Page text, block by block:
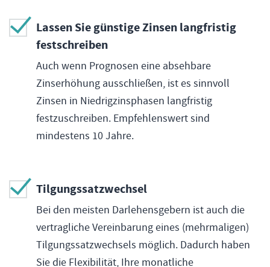
Lassen Sie günstige Zinsen langfristig
festschreiben
Auch wenn Prognosen eine absehbare
Zinserhöhung ausschließen, ist es sinnvoll
Zinsen in Niedrigzinsphasen langfristig
festzuschreiben. Empfehlenswert sind
mindestens 10 Jahre.
Tilgungssatzwechsel
Bei den meisten Darlehensgebern ist auch die
vertragliche Vereinbarung eines (mehrmaligen)
Tilgungssatzwechsels möglich. Dadurch haben
Sie die Flexibilität, Ihre monatliche